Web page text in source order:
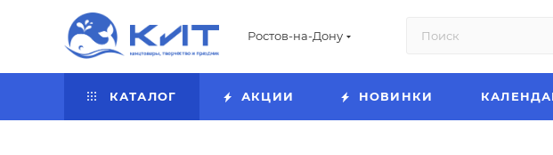
Ростов-на-Дону
КАТАЛОГ АКЦИИ НОВИНКИ